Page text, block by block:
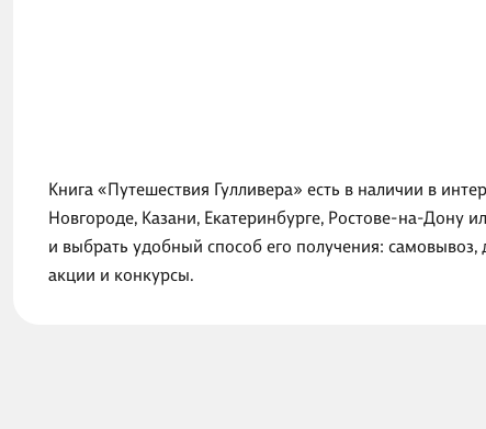
Книга «Путешествия Гулливера» есть в наличии в
Новгороде, Казани, Екатеринбурге, Ростове-на-Дону
и выбрать удобный способ его получения:
акции и конкурсы.